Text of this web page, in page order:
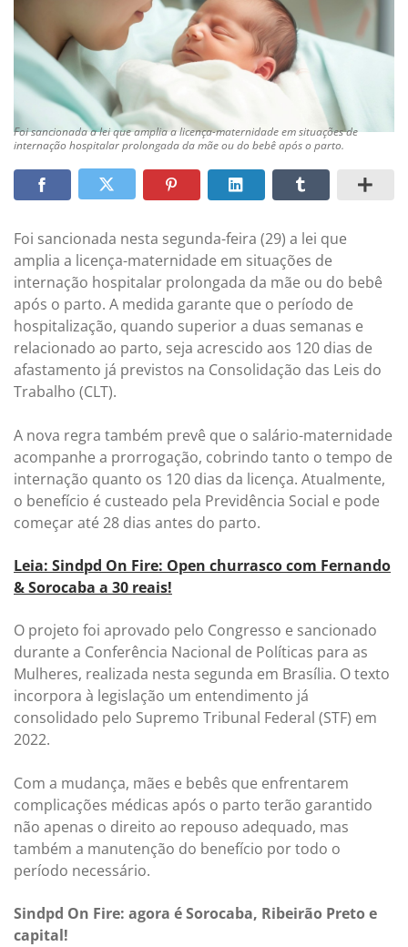
Foi sancionada a lei que amplia a licença-maternidade em situações de
internação hospitalar prolongada da mãe ou do bebê após o parto.
Foi sancionada nesta segunda-feira (29) a lei que
amplia a licença-maternidade em situações de
internação hospitalar prolongada da mãe ou do bebê
após o parto. A medida garante que o período de
hospitalização, quando superior a duas semanas e
relacionado ao parto, seja acrescido aos 120 dias de
afastamento já previstos na Consolidação das Leis do
Trabalho (CLT).
A nova regra também prevê que o salário-maternidade
acompanhe a prorrogação, cobrindo tanto o tempo de
internação quanto os 120 dias da licença. Atualmente,
o benefício é custeado pela Previdência Social e pode
começar até 28 dias antes do parto.
Leia: Sindpd On Fire: Open churrasco com Fernando
& Sorocaba a 30 reais!
O projeto foi aprovado pelo Congresso e sancionado
durante a Conferência Nacional de Políticas para as
Mulheres, realizada nesta segunda em Brasília. O texto
incorpora à legislação um entendimento já
consolidado pelo Supremo Tribunal Federal (STF) em
2022.
Com a mudança, mães e bebês que enfrentarem
complicações médicas após o parto terão garantido
não apenas o direito ao repouso adequado, mas
também a manutenção do benefício por todo o
período necessário.
Sindpd On Fire: agora é Sorocaba, Ribeirão Preto e
capital!